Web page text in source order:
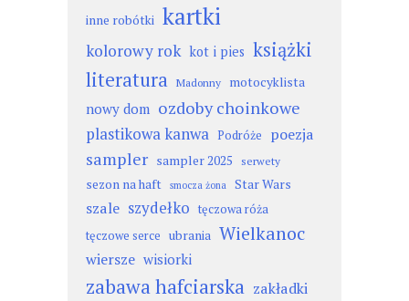
inne robótki kartki
kolorowy rok kot i pies książki
literatura Madonny motocyklista
nowy dom ozdoby choinkowe
plastikowa kanwa Podróże poezja
sampler sampler 2025 serwety
sezon na haft smocza żona Star Wars
szale szydełko tęczowa róża
tęczowe serce ubrania Wielkanoc
wiersze wisiorki
zabawa hafciarska zakładki